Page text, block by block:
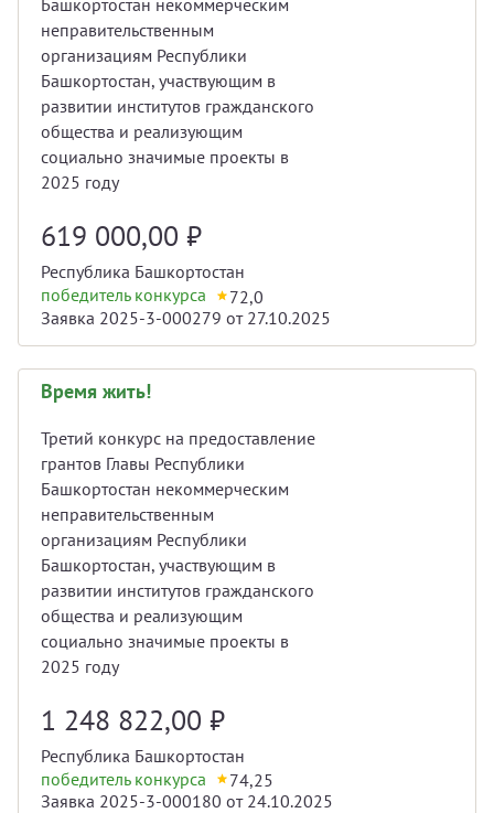
Башкортостан некоммерческим
неправительственным
организациям Республики
Башкортостан, участвующим в
развитии институтов гражданского
общества и реализующим
социально значимые проекты в
2025 году
619 000,00 ₽
Республика Башкортостан
победитель конкурса
72,0
Заявка 2025-3-000279 от 27.10.2025
Время жить!
Третий конкурс на предоставление
грантов Главы Республики
Башкортостан некоммерческим
неправительственным
организациям Республики
Башкортостан, участвующим в
развитии институтов гражданского
общества и реализующим
социально значимые проекты в
2025 году
1 248 822,00 ₽
Республика Башкортостан
победитель конкурса
74,25
Заявка 2025-3-000180 от 24.10.2025